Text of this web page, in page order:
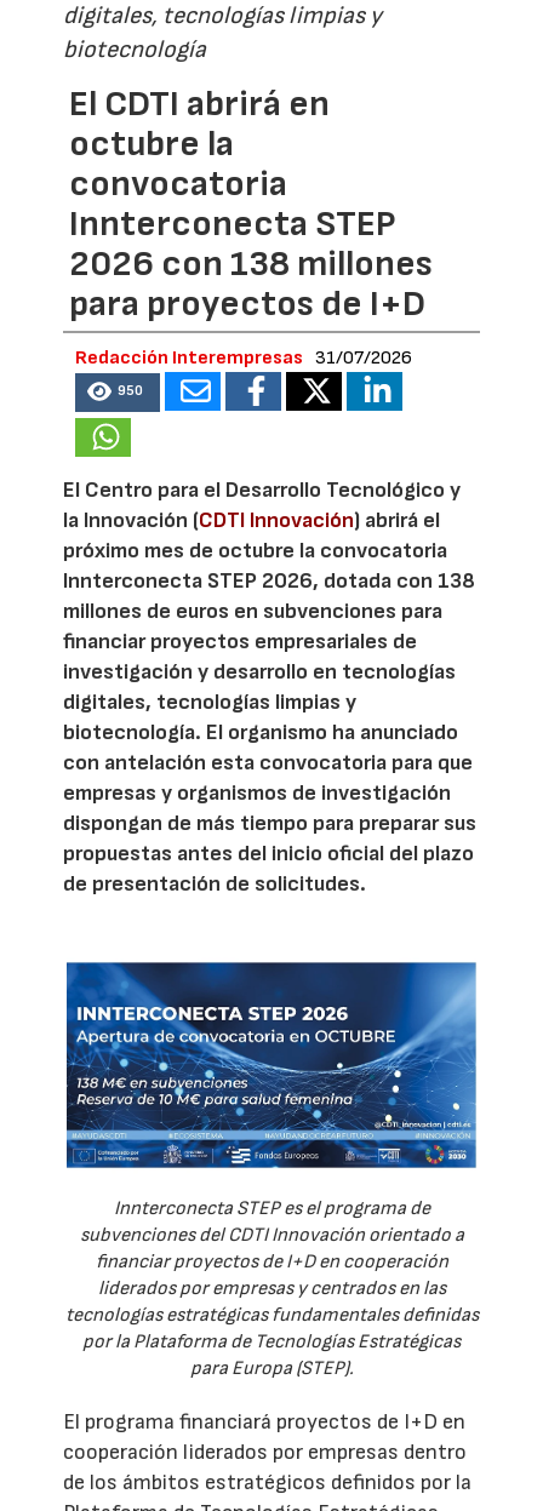
digitales, tecnologías limpias y
biotecnología
El CDTI abrirá en
octubre la
convocatoria
Innterconecta STEP
2026 con 138 millones
para proyectos de I+D
Redacción Interempresas 31/07/2026
950
El Centro para el Desarrollo Tecnológico y
la Innovación (CDTI Innovación) abrirá el
próximo mes de octubre la convocatoria
Innterconecta STEP 2026, dotada con 138
millones de euros en subvenciones para
financiar proyectos empresariales de
investigación y desarrollo en tecnologías
digitales, tecnologías limpias y
biotecnología. El organismo ha anunciado
con antelación esta convocatoria para que
empresas y organismos de investigación
dispongan de más tiempo para preparar sus
propuestas antes del inicio oficial del plazo
de presentación de solicitudes.
Innterconecta STEP es el programa de
subvenciones del CDTI Innovación orientado a
financiar proyectos de I+D en cooperación
liderados por empresas y centrados en las
tecnologías estratégicas fundamentales definidas
por la Plataforma de Tecnologías Estratégicas
para Europa (STEP).
El programa financiará proyectos de I+D en
cooperación liderados por empresas dentro
de los ámbitos estratégicos definidos por la